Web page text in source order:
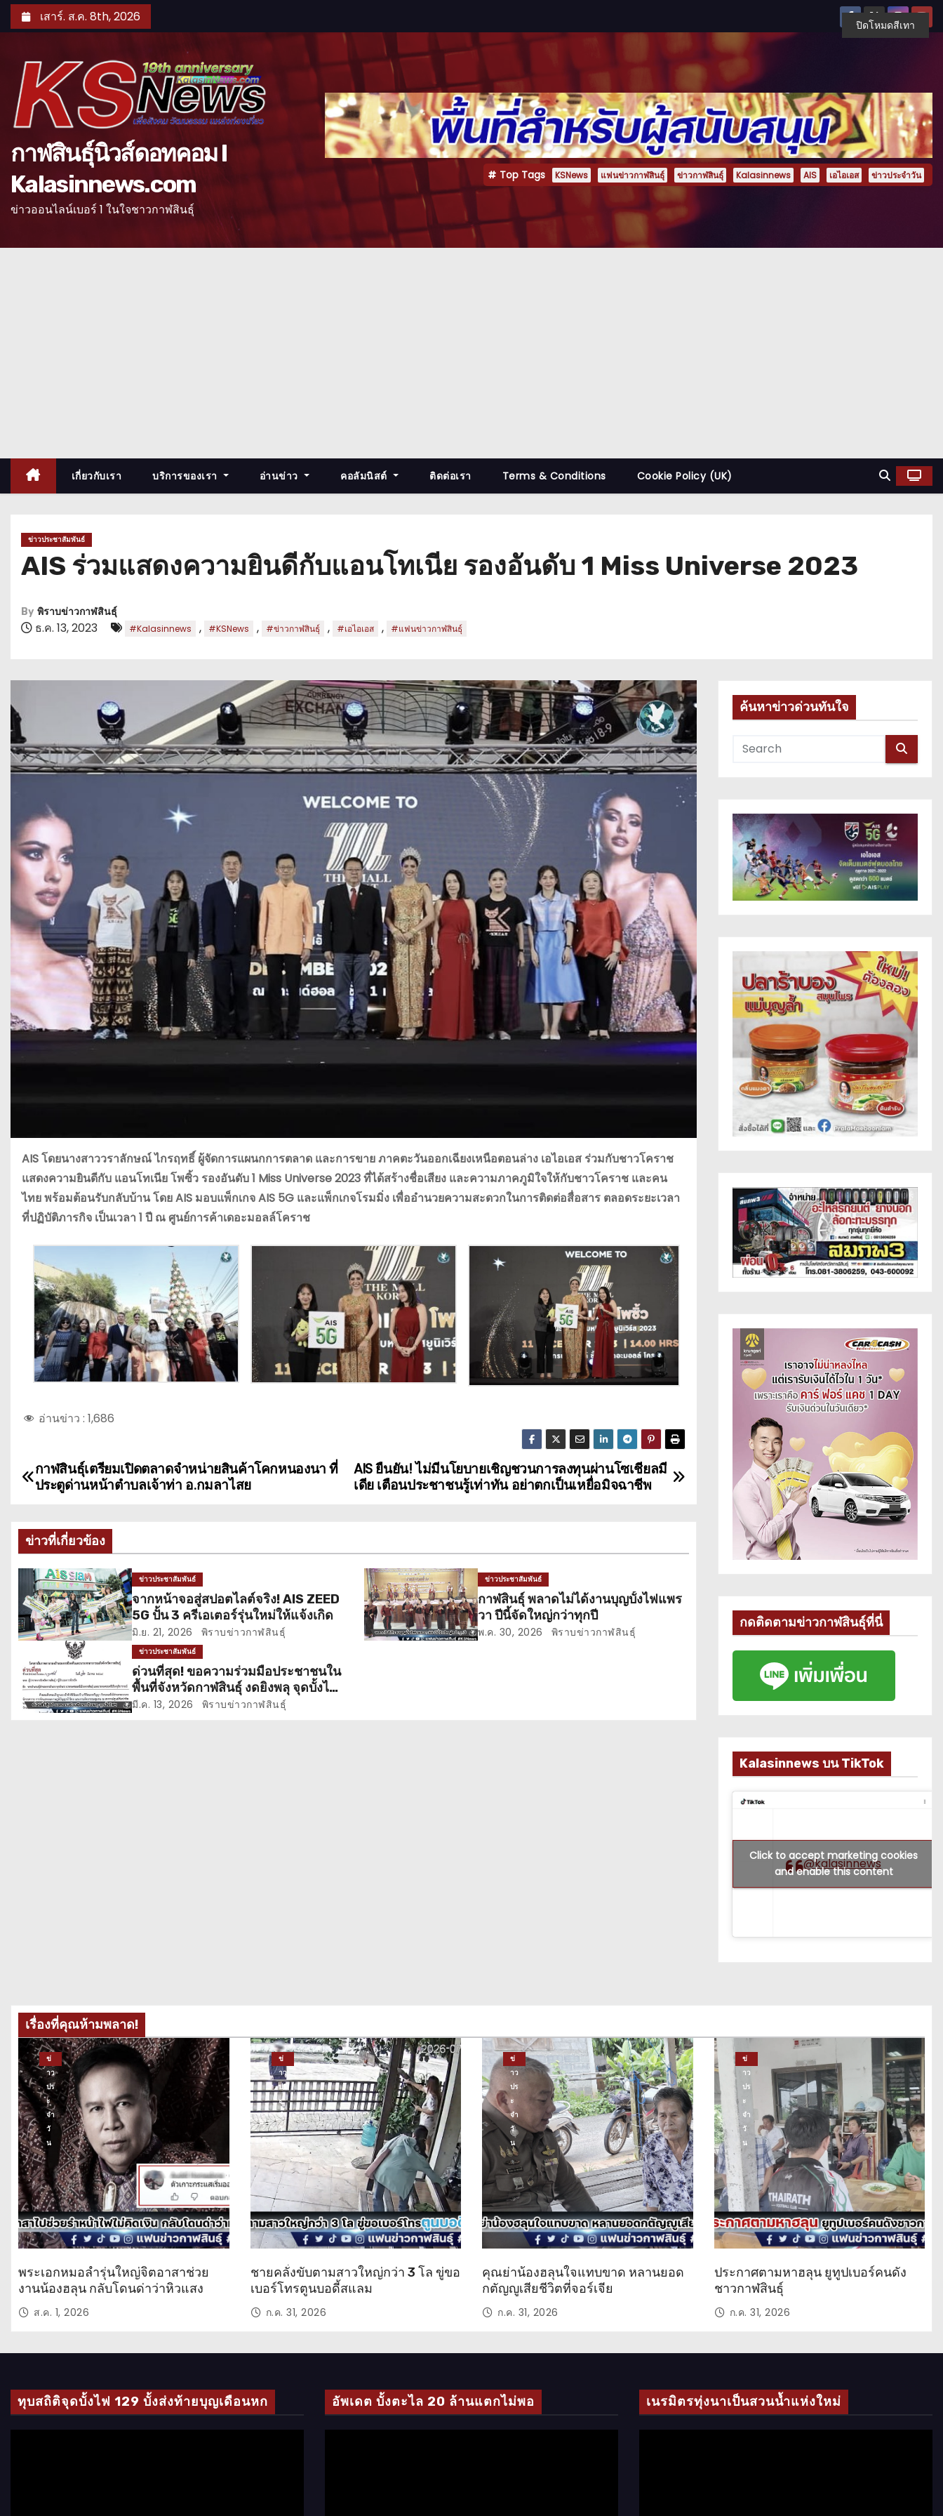
k
t
เสาร์. ส.ค. 8th, 2026
กาฬสินธุ์นิวส์ดอทคอม l
Kalasinnews.com
ข่าวออนไลน์เบอร์ 1 ในใจชาวกาฬสินธุ์
Top Tags KSNews แฟนข่าวกาฬสินธุ์ ข่าวกาฬสินธุ์ Kalasinnews AIS เอไอเอส ข่าวประจำวัน
เกี่ยวกับเรา บริการของเรา อ่านข่าว คอลัมนิสต์ ติดต่อเรา Terms & Conditions Cookie Policy (UK)
ข่าวประชาสัมพันธ์
AIS ร่วมแสดงความยินดีกับแอนโทเนีย รองอันดับ 1 Miss Universe 2023
By พิราบข่าวกาฬสินธุ์
ธ.ค. 13, 2023 #Kalasinnews , #KSNews , #ข่าวกาฬสินธุ์ , #เอไอเอส , #แฟนข่าวกาฬสินธุ์
AISโดยนางสาววราลักษณ์ ไกรฤทธิ์ ผู้จัดการแผนกการตลาด และการขาย ภาคตะวันออกเฉียงเหนือตอนล่าง เอไอเอส ร่วมกับชาวโคราช
แสดงความยินดีกับ แอนโทเนีย โพซิ้ว รองอันดับ1 Miss Universe 2023ที่ได้สร้างชื่อเสียง และความภาคภูมิใจให้กับชาวโคราช และคน
ไทย พร้อมต้อนรับกลับบ้าน โดยAIS มอบแพ็กเกจAIS 5G และแพ็กเกจโรมมิ่ง เพื่ออำนวยความสะดวกในการติดต่อสื่อสาร ตลอดระยะเวลา
ที่ปฏิบัติภารกิจ เป็นเวลา 1 ปี ณ ศูนย์การค้าเดอะมอลล์โคราช
อ่านข่าว : 1,686
แ
ะ
แ
น
ว
รื่
อ
AIS ยืนยัน! ไม่มีนโยบายเชิญชวนการลงทุนผ่านโซเชียลมี
เดีย เตือนประชาชนรู้เท่าทัน อย่าตกเป็นเหยื่อมิจฉาชีพ
กาฬสินธุ์เตรียมเปิดตลาดจำหน่ายสินค้าโคกหนองนา ที่
ประตูด่านหน้าตำบลเจ้าท่า อ.กมลาไสย
ข่าวที่เกี่ยวข้อง
ข่าวประชาสัมพันธ์
จากหน้าจอสู่สปอตไลต์จริง! AIS ZEED
5G ปั้น 3 ครีเอเตอร์รุ่นใหม่ให้แจ้งเกิด
มิ.ย. 21, 2026 พิราบข่าวกาฬสินธุ์
ข่าวประชาสัมพันธ์
กาฬสินธุ์ พลาดไม่ได้งานบุญบั้งไฟแพร
วา ปีนี้จัดใหญ่กว่าทุกปี
พ.ค. 30, 2026 พิราบข่าวกาฬสินธุ์
ข่าวประชาสัมพันธ์
ด่วนที่สุด! ขอความร่วมมือประชาชนใน
พื้นที่จังหวัดกาฬสินธุ์ งดยิงพลุ จุดบั้งไฟ
ปล่อยโคมลอย
มี.ค. 13, 2026 พิราบข่าวกาฬสินธุ์
ค้นหาข่าวด่วนทันใจ
กดติดตามข่าวกาฬสินธุ์ที่นี่
Kalasinnews บน TikTok
@kalasinnews
Click to accept marketing cookies
and enable this content
เรื่องที่คุณห้ามพลาด!
ข่
าว
ปร
ะ
จำ
วั
น
พระเอกหมอลำรุ่นใหญ่จิตอาสาช่วย
งานน้องฮลุน กลับโดนด่าว่าหิวแสง
ส.ค. 1, 2026
ข่
าว
ปร
ะ
จำ
วั
ชายคลั่งขับตามสาวใหญ่กว่า 3 โล ขู่ขอ
เบอร์โทรตูนบอดี้สแลม
ก.ค. 31, 2026
ข่
าว
ปร
ะ
จำ
วั
น
คุณย่าน้องฮลุนใจแทบขาด หลานยอด
กตัญญูเสียชีวิตที่จอร์เจีย
ก.ค. 31, 2026
ข่
าว
ปร
ะ
จำ
วั
น
ประกาศตามหาฮลุน ยูทูปเบอร์คนดัง
ชาวกาฬสินธุ์
ก.ค. 31, 2026
ทุบสถิติจุดบั้งไฟ 129 บั้งส่งท้ายบุญเดือนหก อัพเดต บั้งตะไล 20 ล้านแตกไม่พอ เนรมิตรทุ่งนาเป็นสวนน้ำแห่งใหม่
ปิดโหมดสีเทา